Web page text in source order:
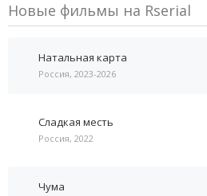
Новые фильмы на Rserial
Натальная карта
Россия, 2023-2026
Сладкая месть
Россия, 2022
Чума